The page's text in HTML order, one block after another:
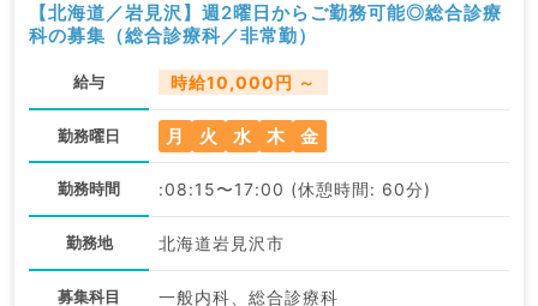
【北海道／岩見沢】週2曜日からご勤務可能◎総合診療
科の募集（総合診療科／非常勤）
給与 時給10,000円 ～
勤務曜日 月 火 水 木 金
勤務時間 :08:15〜17:00 (休憩時間: 60分)
勤務地 北海道岩見沢市
募集科目 一般内科、総合診療科